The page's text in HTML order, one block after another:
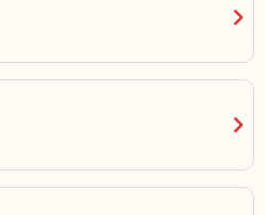
chevron_right
chevron_right